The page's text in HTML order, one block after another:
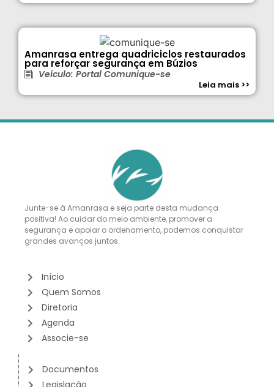
Amanrasa entrega quadriciclos restaurados
para reforçar segurança em Búzios
Veículo: Portal Comunique-se
Leia mais >>
Junte-se à Amanrasa e seja parte desta mudança
positiva! Ao cuidar do meio ambiente, promover a
segurança e apoiar o ordenamento, podemos conquistar
grandes avanços juntos.
Início
Quem Somos
Diretoria
Agenda
Associe-se
Documentos